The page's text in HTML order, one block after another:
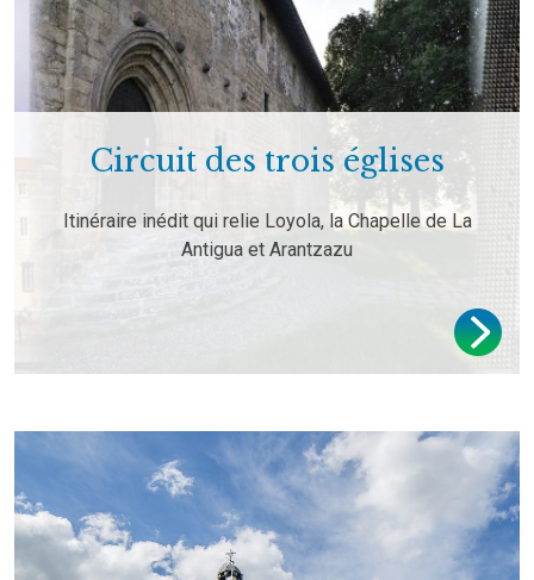
Circuit des trois églises
Itinéraire inédit qui relie Loyola, la Chapelle de La
Antigua et Arantzazu